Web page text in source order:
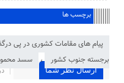
برچسب ها
پیام های مقامات کشوری در پی
برجسته جنوب کشور
، سسد
ارسال نظر شما